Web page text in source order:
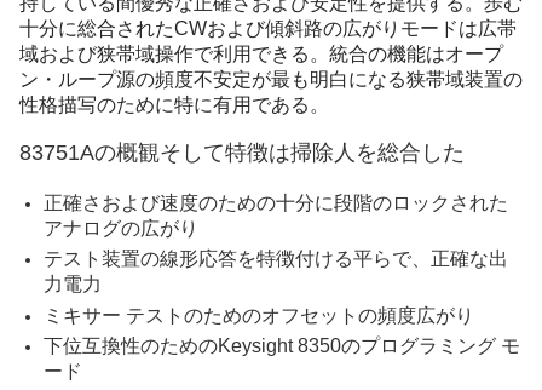
十分に総合されたCWおよび傾斜路の広がりモードは広帯
域および狭帯域操作で利用できる。統合の機能はオープ
ン・ループ源の頻度不安定が最も明白になる狭帯域装置の
性格描写のために特に有用である。
83751Aの概観そして特徴は掃除人を総合した
正確さおよび速度のための十分に段階のロックされた
アナログの広がり
テスト装置の線形応答を特徴付ける平らで、正確な出
力電力
ミキサー テストのためのオフセットの頻度広がり
下位互換性のためのKeysight 8350のプログラミング モ
ード